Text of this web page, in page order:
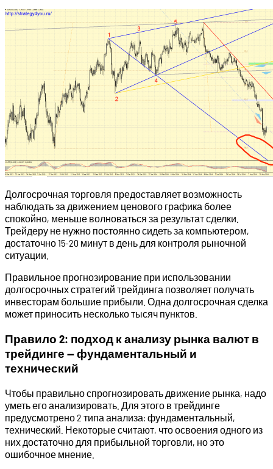
Долгосрочная торговля предоставляет возможность
наблюдать за движением ценового графика более
спокойно, меньше волноваться за результат сделки.
Трейдеру не нужно постоянно сидеть за компьютером,
достаточно 15-20 минут в день для контроля рыночной
ситуации.
Правильное прогнозирование при использовании
долгосрочных стратегий трейдинга позволяет получать
инвесторам большие прибыли. Одна долгосрочная сделка
может приносить несколько тысяч пунктов.
Правило 2: подход к анализу рынка валют в
трейдинге — фундаментальный и
технический
Чтобы правильно спрогнозировать движение рынка, надо
уметь его анализировать. Для этого в трейдинге
предусмотрено 2 типа анализа: фундаментальный,
технический. Некоторые считают, что освоения одного из
них достаточно для прибыльной торговли, но это
ошибочное мнение.